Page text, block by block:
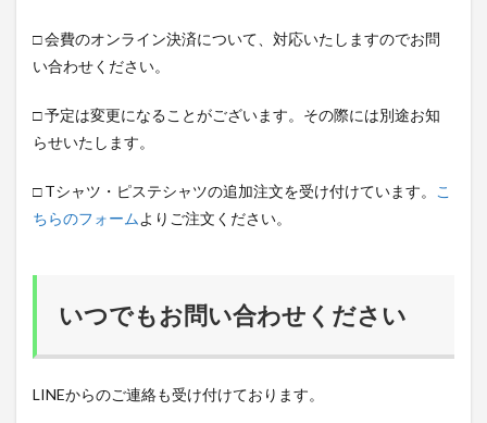
□ 会費のオンライン決済について、対応いたしますのでお問
い合わせください。
□ 予定は変更になることがございます。その際には別途お知
らせいたします。
□ Tシャツ・ピステシャツの追加注文を受け付けています。
こ
ちらのフォーム よりご注文ください。
いつでもお問い合わせください
LINEからのご連絡も受け付けております。